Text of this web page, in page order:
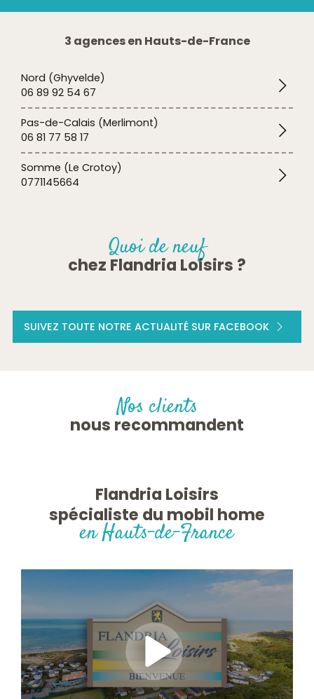
3 agences en Hauts-de-France
Nord (Ghyvelde)
06 89 92 54 67
Pas-de-Calais (Merlimont)
06 81 77 58 17
Somme (Le Crotoy)
0771145664
Quoi de neuf
chez Flandria Loisirs ?
SUIVEZ TOUTE NOTRE ACTUALITÉ SUR FACEBOOK
Nos clients
nous recommandent
Flandria Loisirs
spécialiste du mobil home
en Hauts-de-France